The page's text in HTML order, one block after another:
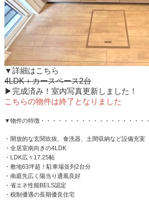
▼詳細はこちら
4LDK＋カースペース2台
▶完成済み！室内写真更新しました！
こちらの物件は終了となりました
▼物件の特徴・・・・・・・・・・・・・・・・・・・
・開放的な玄関吹抜、食洗器、土間収納など設備充実
・全居室南向きの4LDK
・LDK広々17.25帖
・敷地63坪超！駐車場並列2台分
・南庭先広く陽当り通風良好
・省エネ性能BELS認定
・税制優遇の長期優良住宅